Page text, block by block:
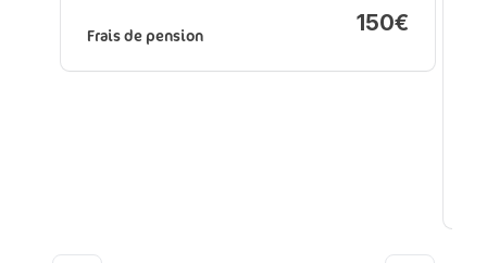
Frais de pension 150€